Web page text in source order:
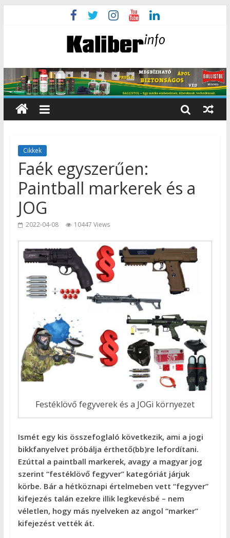
Cikkek
Faék egyszerűen:
Paintball markerek és a
JOG
2022-04-08 10447 Views
Festéklövő fegyverek és a JOGi környezet
Ismét egy kis összefoglaló következik, ami a jogi
bikkfanyelvet próbálja érthető(bb)re lefordítani.
Ezúttal a paintball markerek, avagy a magyar jog
szerint “festéklövő fegyver” kategóriát járjuk
körbe. Bár a hétköznapi értelmeben vett “fegyver”
kifejezés talán ezekre illik legkevésbé – nem
véletlen, hogy más nyelveken az angol “marker”
kifejezést vették át.